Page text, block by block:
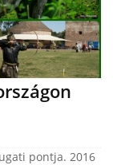
pontja. 2016